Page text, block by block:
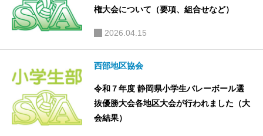
権大会について（要項、組合せなど）
2026.04.15
西部地区協会
令和７年度 静岡県小学生バレーボール選
抜優勝大会各地区大会が行われました（大
会結果）